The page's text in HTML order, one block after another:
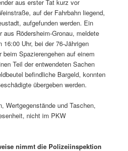
aus erster Tat kurz vor
auf der Fahrbahn liegend,
aufgefunden werden. Ein
aus Rödersheim-Gronau, meldete
Uhr, bei der 76-Jährigen
Spazierengehen auf einem
Teil der entwendeten Sachen
befindliche Bargeld, konnten
übergeben werden.
Wertgegenstände und Taschen,
nicht im PKW
nimmt die Polizeiinspektion